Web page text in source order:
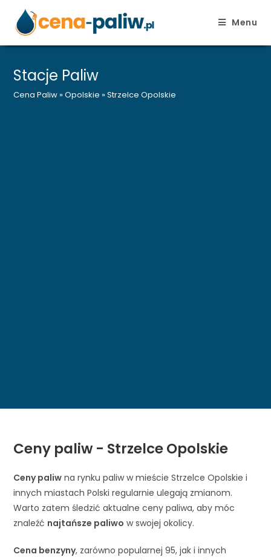
content
Menu
Stacje Paliw
Cena Paliw »Opolskie »Strzelce Opolskie
Ceny paliw - Strzelce Opolskie
Ceny paliw na rynku paliw w mieście Strzelce Opolskie i
innych miastach Polski regularnie ulegają zmianom.
Warto zatem śledzić aktualne ceny paliwa, aby móc
znaleźć najtańsze paliwo w swojej okolicy.
Cena benzyny, zarówno popularnej 95, jak i innych